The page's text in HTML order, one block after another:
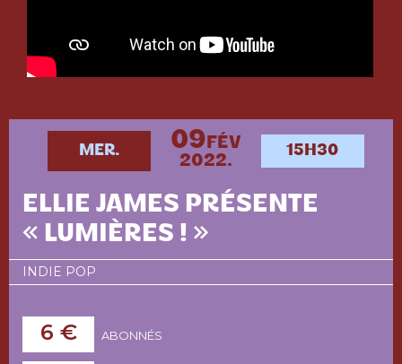
MER. 09FÉV
2022.
15H30
ELLIE JAMES PRÉSENTE
« LUMIÈRES ! »
INDIE POP
6 € ABONNÉS